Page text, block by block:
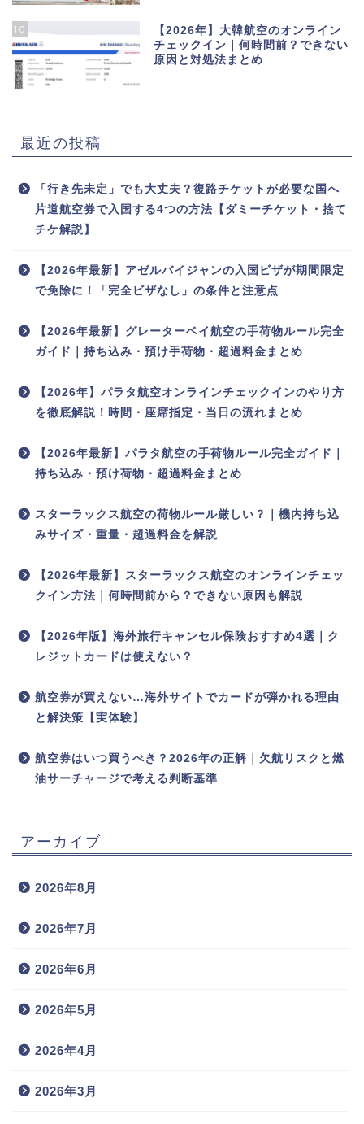
10
【2026年】大韓航空のオンライン
チェックイン｜何時間前？できない
原因と対処法まとめ
最近の投稿
「行き先未定」でも大丈夫？復路チケットが必要な国へ
片道航空券で入国する4つの方法【ダミーチケット・捨て
チケ解説】
【2026年最新】アゼルバイジャンの入国ビザが期間限定
で免除に！「完全ビザなし」の条件と注意点
【2026年最新】グレーターベイ航空の手荷物ルール完全
ガイド｜持ち込み・預け手荷物・超過料金まとめ
【2026年】パラタ航空オンラインチェックインのやり方
を徹底解説！時間・座席指定・当日の流れまとめ
【2026年最新】パラタ航空の手荷物ルール完全ガイド｜
持ち込み・預け荷物・超過料金まとめ
スターラックス航空の荷物ルール厳しい？｜機内持ち込
みサイズ・重量・超過料金を解説
【2026年最新】スターラックス航空のオンラインチェッ
クイン方法｜何時間前から？できない原因も解説
【2026年版】海外旅行キャンセル保険おすすめ4選｜ク
レジットカードは使えない？
航空券が買えない…海外サイトでカードが弾かれる理由
と解決策【実体験】
航空券はいつ買うべき？2026年の正解｜欠航リスクと燃
油サーチャージで考える判断基準
アーカイブ
2026年8月
2026年7月
2026年6月
2026年5月
2026年4月
2026年3月